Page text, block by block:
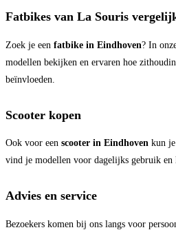
Fatbikes van La Souris
Zoek je een fatbike in Eindhoven? In
modellen bekijken en ervaren hoe
beïnvloeden.
Scooter kopen
Ook voor een scooter in Eindhoven kun
vind je modellen voor dagelijks gebruik en
Advies en service
Bezoekers komen bij ons langs voor